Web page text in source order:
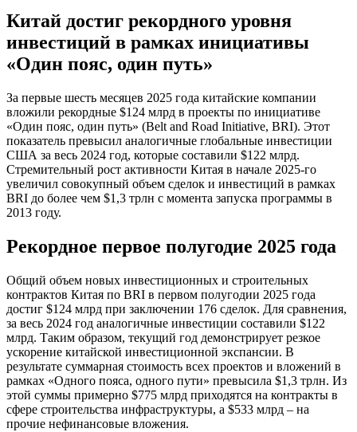
Китай достиг рекордного уровня
инвестиций в рамках инициативы
«Один пояс, один путь»
За первые шесть месяцев 2025 года китайские компании
вложили рекордные $124 млрд в проекты по инициативе
«Один пояс, один путь» (Belt and Road Initiative, BRI). Этот
показатель превысил аналогичные глобальные инвестиции
США за весь 2024 год, которые составили $122 млрд.
Стремительный рост активности Китая в начале 2025-го
увеличил совокупный объем сделок и инвестиций в рамках
BRI до более чем $1,3 трлн с момента запуска программы в
2013 году.
Рекордное первое полугодие 2025 года
Общий объем новых инвестиционных и строительных
контрактов Китая по BRI в первом полугодии 2025 года
достиг $124 млрд при заключении 176 сделок. Для сравнения,
за весь 2024 год аналогичные инвестиции составили $122
млрд. Таким образом, текущий год демонстрирует резкое
ускорение китайской инвестиционной экспансии. В
результате суммарная стоимость всех проектов и вложений в
рамках «Одного пояса, одного пути» превысила $1,3 трлн. Из
этой суммы примерно $775 млрд приходятся на контракты в
сфере строительства инфраструктуры, а $533 млрд – на
прочие нефинансовые вложения.